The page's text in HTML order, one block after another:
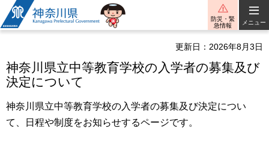
神奈川県
防災・緊
急情報
メニュー
更新日：2026年8月3日
神奈川県立中等教育学校の入学者の募集及び
決定について
神奈川県立中等教育学校の入学者の募集及び決定につい
て、日程や制度をお知らせするページです。